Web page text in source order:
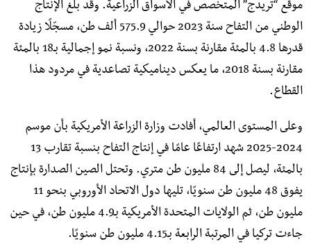
موقع “تريدج” المتخصص في الأسواق الزراعية. وقد بلغ الإنتاج
الوطني من التفاح سنة 2023 حوالي 575.9 ألف طن، مسجّلًا زيادة
قدرها 4.8 بالمئة مقارنة بسنة 2022، ونسبة نمو إجمالية بـ18 بالمئة
مقارنة بسنة 2018، ما يعكس ديناميكية تصاعدية في مردود هذا
القطاع.
وعلى المستوى العالمي، أفادت وزارة الزراعة الأمريكية بأن موسم
2024-2025 شهد ارتفاعًا عامًا في إنتاج التفاح بنسبة تقارب 13
بالمئة، ليصل إلى 84 مليون طن متري. وتحتل الصين الصدارة بإنتاج
يفوق 48 مليون طن سنويًا، تليها دول الاتحاد الأوروبي بنحو 11
مليون طن، ثم الولايات المتحدة الأمريكية بـ4.9 مليون طن، في حين
جاءت تركيا في المرتبة الرابعة بـ4.15 مليون طن سنويًا.